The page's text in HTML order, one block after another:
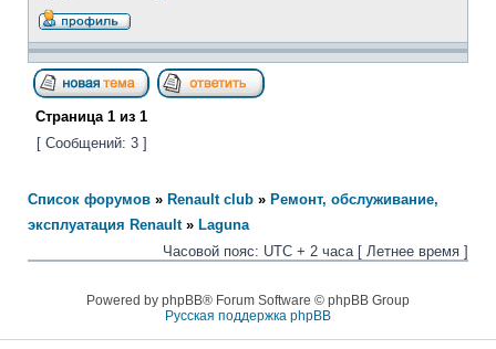
Страница 1 из 1
[ Сообщений: 3 ]
Список форумов » Renault club » Ремонт, обслуживание,
эксплуатация Renault» Laguna
Часовой пояс: UTC + 2 часа [ Летнее время ]
Powered by phpBB® Forum Software © phpBB Group
Русская поддержка phpBB